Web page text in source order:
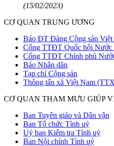
(15/02/2023)
CƠ QUAN TRUNG ƯƠNG
Báo ĐT Đảng Cộng sản Việt
Cổng TTĐT Quốc hội
Cổng TTĐT Chính phủ
Báo Nhân dân
Tạp chí Cộng sản
Thông tấn xã Việt Nam
CƠ QUAN THAM MƯU GIÚP
Ban Tuyên giáo và Dân vận
Ban Tổ chức Tỉnh uỷ
Uỷ ban Kiểm tra Tỉnh uỷ
Ban Nội chính Tỉnh uỷ